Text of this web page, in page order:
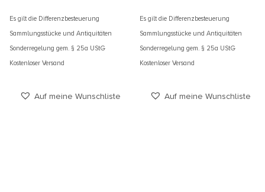
Es gilt die Differenzbesteuerung
Sammlungsstücke und Antiquitäten
Sonderregelung gem. § 25a UStG
Kostenloser Versand
Es gilt die Differenzbesteuerung
Sammlungsstücke und Antiquitäten
Sonderregelung gem. § 25a UStG
Kostenloser Versand
Auf meine Wunschliste Auf meine Wunschliste